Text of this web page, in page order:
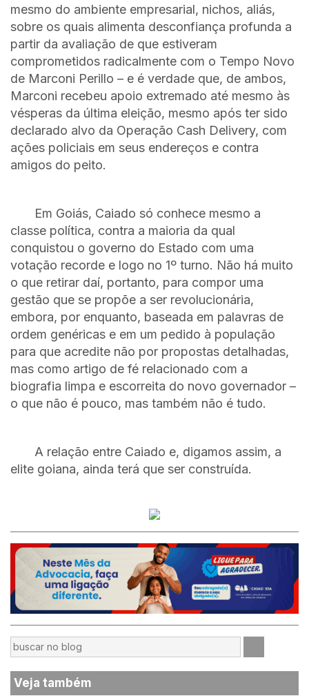
mesmo do ambiente empresarial, nichos, aliás,
sobre os quais alimenta desconfiança profunda a
partir da avaliação de que estiveram
comprometidos radicalmente com o Tempo Novo
de Marconi Perillo – e é verdade que, de ambos,
Marconi recebeu apoio extremado até mesmo às
vésperas da última eleição, mesmo após ter sido
declarado alvo da Operação Cash Delivery, com
ações policiais em seus endereços e contra
amigos do peito.
Em Goiás, Caiado só conhece mesmo a
classe política, contra a maioria da qual
conquistou o governo do Estado com uma
votação recorde e logo no 1º turno. Não há muito
o que retirar daí, portanto, para compor uma
gestão que se propõe a ser revolucionária,
embora, por enquanto, baseada em palavras de
ordem genéricas e em um pedido à população
para que acredite não por propostas detalhadas,
mas como artigo de fé relacionado com a
biografia limpa e escorreita do novo governador –
o que não é pouco, mas também não é tudo.
A relação entre Caiado e, digamos assim, a
elite goiana, ainda terá que ser construída.
Veja também